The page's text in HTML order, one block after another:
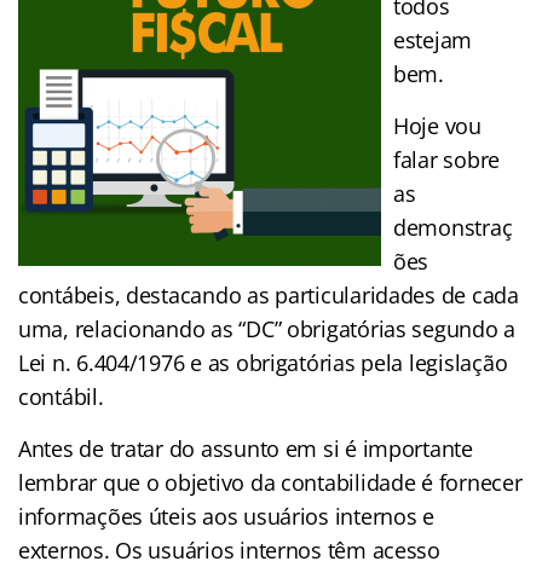
todos
estejam
bem.
Hoje vou
falar sobre
as
demonstraç
ões
contábeis, destacando as particularidades de cada
uma, relacionando as “DC” obrigatórias segundo a
Lei n. 6.404/1976 e as obrigatórias pela legislação
contábil.
Antes de tratar do assunto em si é importante
lembrar que o objetivo da contabilidade é fornecer
informações úteis aos usuários internos e
externos. Os usuários internos têm acesso